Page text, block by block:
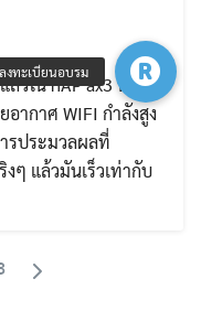
ล้วใน hAP ax3 นั่นก็
อากาศ WIFI กำลังสูง
รประมวลผลที่
ๆ แล้วมันเร็วเท่ากับ